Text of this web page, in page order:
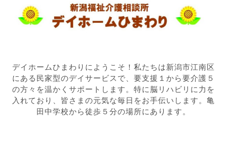
デイホームひまわりにようこそ！私たちは新潟市江南区
にある民家型のデイサービスで、要支援１から要介護５
の方々を温かくサポートします。特に脳リハビリに力を
入れており、皆さまの元気な毎日をお手伝いします。亀
田中学校から徒歩５分の場所にあります。